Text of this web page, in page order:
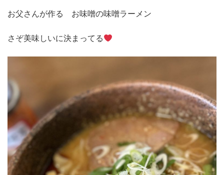
お父さんが作る お味噌の味噌ラーメン
さぞ美味しいに決まってる